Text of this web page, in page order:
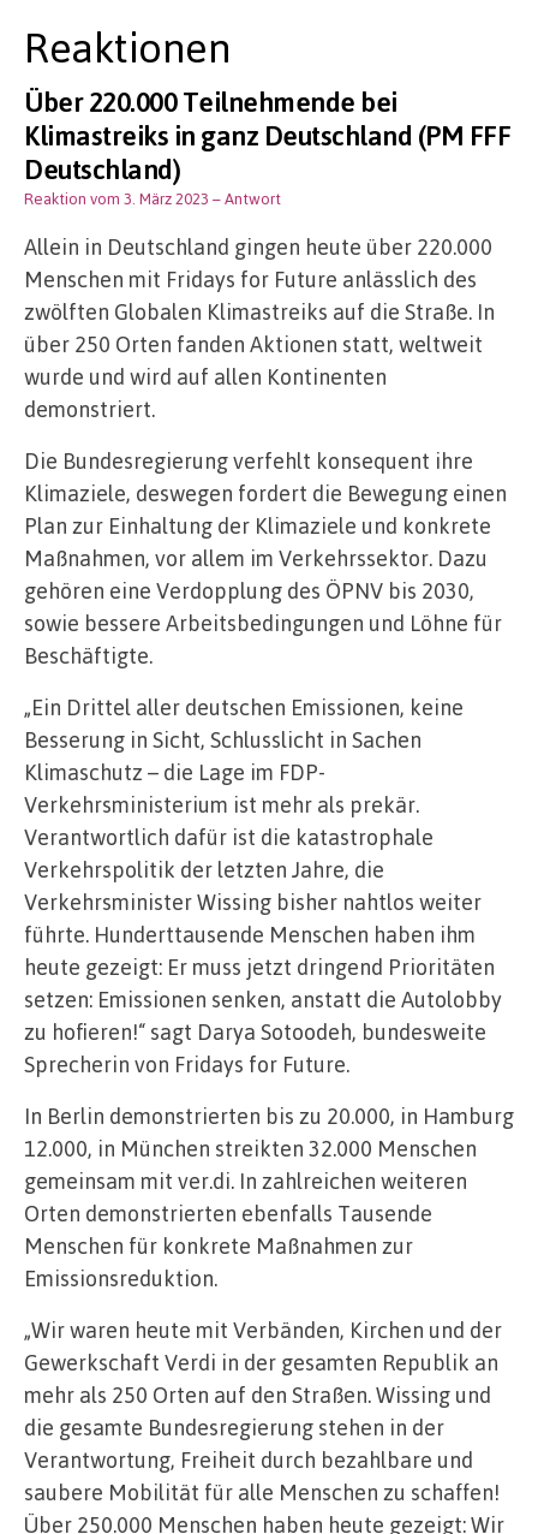
Reaktionen
Über 220.000 Teilnehmende bei
Klimastreiks in ganz Deutschland (PM FFF
Deutschland)
Reaktion vom 3. März 2023 – Antwort
Allein in Deutschland gingen heute über 220.000
Menschen mit Fridays for Future anlässlich des
zwölften Globalen Klimastreiks auf die Straße. In
über 250 Orten fanden Aktionen statt, weltweit
wurde und wird auf allen Kontinenten
demonstriert.
Die Bundesregierung verfehlt konsequent ihre
Klimaziele, deswegen fordert die Bewegung einen
Plan zur Einhaltung der Klimaziele und konkrete
Maßnahmen, vor allem im Verkehrssektor. Dazu
gehören eine Verdopplung des ÖPNV bis 2030,
sowie bessere Arbeitsbedingungen und Löhne für
Beschäftigte.
„Ein Drittel aller deutschen Emissionen, keine
Besserung in Sicht, Schlusslicht in Sachen
Klimaschutz – die Lage im FDP-
Verkehrsministerium ist mehr als prekär.
Verantwortlich dafür ist die katastrophale
Verkehrspolitik der letzten Jahre, die
Verkehrsminister Wissing bisher nahtlos weiter
führte. Hunderttausende Menschen haben ihm
heute gezeigt: Er muss jetzt dringend Prioritäten
setzen: Emissionen senken, anstatt die Autolobby
zu hofieren!“ sagt Darya Sotoodeh, bundesweite
Sprecherin von Fridays for Future.
In Berlin demonstrierten bis zu 20.000, in Hamburg
12.000, in München streikten 32.000 Menschen
gemeinsam mit ver.di. In zahlreichen weiteren
Orten demonstrierten ebenfalls Tausende
Menschen für konkrete Maßnahmen zur
Emissionsreduktion.
„Wir waren heute mit Verbänden, Kirchen und der
Gewerkschaft Verdi in der gesamten Republik an
mehr als 250 Orten auf den Straßen. Wissing und
die gesamte Bundesregierung stehen in der
Verantwortung, Freiheit durch bezahlbare und
saubere Mobilität für alle Menschen zu schaffen!
Über 250.000 Menschen haben heute gezeigt: Wir